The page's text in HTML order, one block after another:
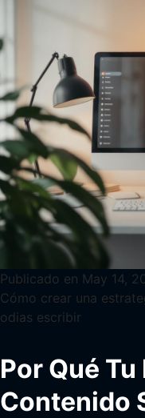
Publicado en May 14,
Cómo crear una
odias escribir
Por Qué
Contenido